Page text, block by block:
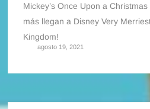
Mickey’s Once Upon a
más llegan a Disney Very
Kingdom!
agosto 19, 2021